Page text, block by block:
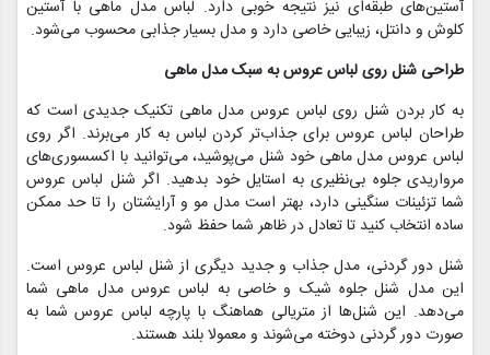
آستین‌های طبقه‌‌ای نیز نتیجه‌ خوبی دارد. لباس مدل ماهی با آستین
کلوش و دانتل، زیبایی خاصی دارد و مدل بسیار جذابی محسوب می‌شود.
طراحی شنل روی لباس عروس به سبک مدل ماهی
به کار بردن شنل روی لباس عروس مدل ماهی تکنیک جدیدی‌ است که
طراحان لباس عروس برای جذاب‌تر کردن لباس به کار می‌‌برند. اگر روی
لباس عروس مدل ماهی خود شنل می‌پوشید، می‌توانید با اکسسوری‌های
مرواریدی جلوه بی‌نظیری به استایل‌ خود بدهید. اگر شنل لباس عروس
شما تزئینات سنگینی دارد، بهتر است مدل مو و آرایشتان را تا حد ممکن
ساده انتخاب کنید تا تعادل در ظاهر شما حفظ شود.
شنل دور گردنی، مدل جذاب و جدید دیگری از شنل لباس عروس است.
این مدل شنل جلوه شیک و خاصی به لباس عروس مدل ماهی شما
می‌دهد. این شنل‌ها از متریالی هماهنگ با پارچه لباس عروس شما به
صورت دور گردنی دوخته می‌شوند و معمولا بلند هستند.